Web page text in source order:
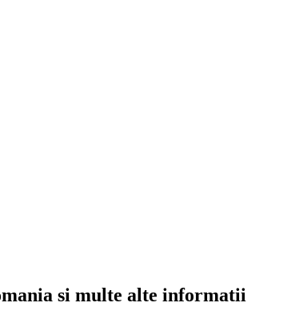
si multe alte informatii